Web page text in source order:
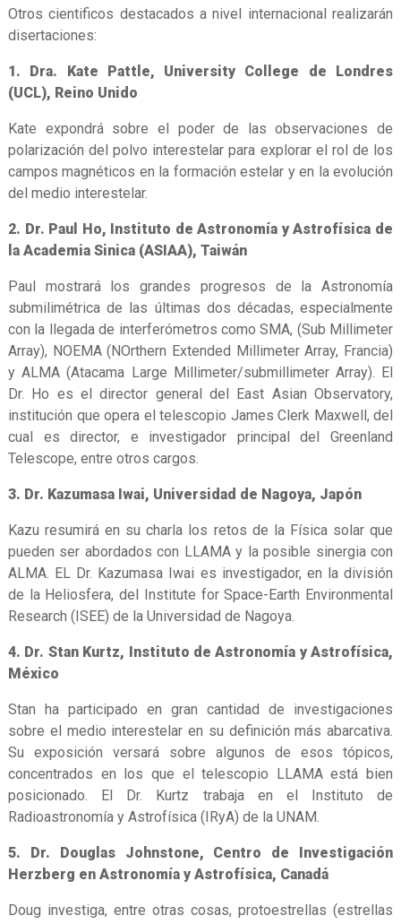
Otros cientificos destacados a nivel internacional realizarán
disertaciones:
1. Dra. Kate Pattle, University College de Londres
(UCL), Reino Unido
Kate expondrá sobre el poder de las observaciones de
polarización del polvo interestelar para explorar el rol de los
campos magnéticos en la formación estelar y en la evolución
del medio interestelar.
2. Dr. Paul Ho, Instituto de Astronomía y Astrofísica de
la Academia Sinica (ASIAA), Taiwán
Paul mostrará los grandes progresos de la Astronomía
submilimétrica de las últimas dos décadas, especialmente
con la llegada de interferómetros como SMA, (Sub Millimeter
Array), NOEMA (NOrthern Extended Millimeter Array, Francia)
y ALMA (Atacama Large Millimeter/submillimeter Array). El
Dr. Ho es el director general del East Asian Observatory,
institución que opera el telescopio James Clerk Maxwell, del
cual es director, e investigador principal del Greenland
Telescope, entre otros cargos.
3. Dr. Kazumasa Iwai, Universidad de Nagoya, Japón
Kazu resumirá en su charla los retos de la Física solar que
pueden ser abordados con LLAMA y la posible sinergia con
ALMA. EL Dr. Kazumasa Iwai es investigador, en la división
de la Heliosfera, del Institute for Space-Earth Environmental
Research (ISEE) de la Universidad de Nagoya.
4. Dr. Stan Kurtz, Instituto de Astronomía y Astrofísica,
México
Stan ha participado en gran cantidad de investigaciones
sobre el medio interestelar en su definición más abarcativa.
Su exposición versará sobre algunos de esos tópicos,
concentrados en los que el telescopio LLAMA está bien
posicionado. El Dr. Kurtz trabaja en el Instituto de
Radioastronomía y Astrofísica (IRyA) de la UNAM.
5. Dr. Douglas Johnstone, Centro de Investigación
Herzberg en Astronomía y Astrofísica, Canadá
Doug investiga, entre otras cosas, protoestrellas (estrellas